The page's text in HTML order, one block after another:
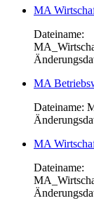
MA
Dateiname:
MA
Dateiname:
MA
Dateiname: